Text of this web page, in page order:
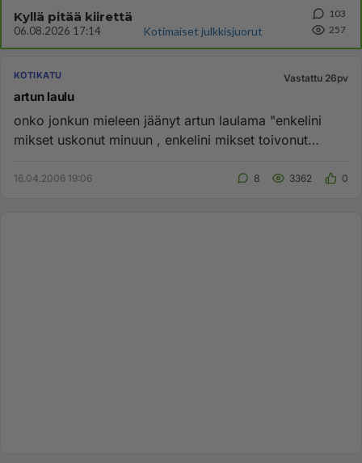
Kyllä pitää kiirettä
06.08.2026 17:14 Kotimaiset julkkisjuorut
103
257
KOTIKATU Vastattu 26pv
artun laulu
onko jonkun mieleen jäänyt artun laulama "enkelini
mikset uskonut minuun , enkelini mikset toivonut
16.04.2006 19:06 8 3362 0